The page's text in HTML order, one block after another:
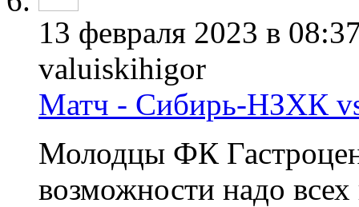
13 февраля 2023 в
valuiskihigor
Матч - Сибирь-НЗХК
Молодцы ФК
возможности надо всех